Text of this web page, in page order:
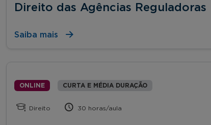
Direito das Agências Reguladoras
Saiba mais
ONLINE CURTA E MÉDIA DURAÇÃO
Direito 30 horas/aula